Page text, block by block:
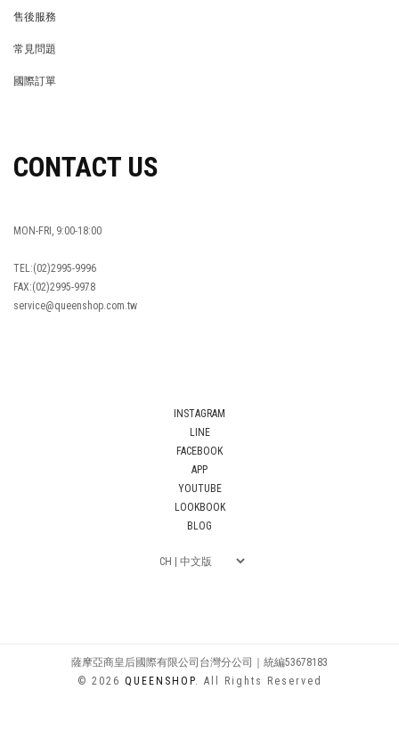
售後服務
常見問題
國際訂單
CONTACT US
MON-FRI, 9:00-18:00
TEL:(02)2995-9996
FAX:(02)2995-9978
service@queenshop.com.tw
INSTAGRAM
LINE
FACEBOOK
APP
YOUTUBE
LOOKBOOK
BLOG
薩摩亞商皇后國際有限公司台灣分公司｜統編53678183
© 2026 QUEENSHOP. All Rights Reserved